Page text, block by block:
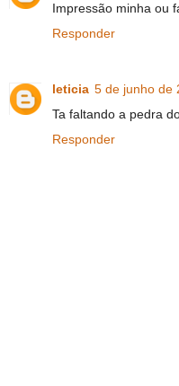
Impressão minha ou
Responder
leticia 5 de junho de
Ta faltando a pedra
Responder